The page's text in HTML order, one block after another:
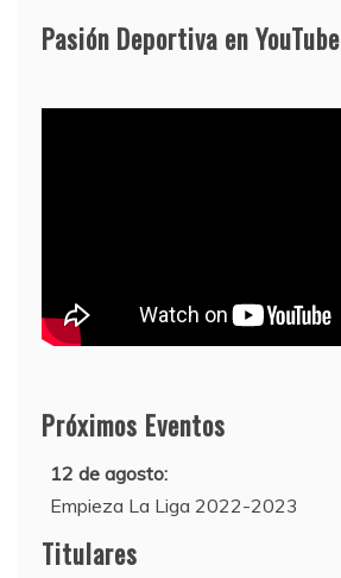
Pasión Deportiva en YouTube
Próximos Eventos
12 de agosto:
Empieza La Liga 2022-2023
10 de agosto:
Supercopa de Europa 2022
Titulares